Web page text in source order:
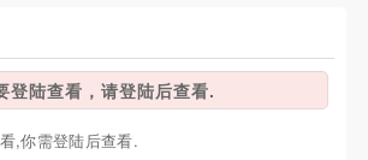
登陆查看，请登陆后查看.
,你需登陆后查看.